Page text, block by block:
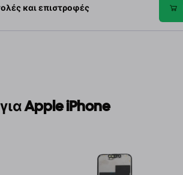
και επιστροφές
Apple iPhone